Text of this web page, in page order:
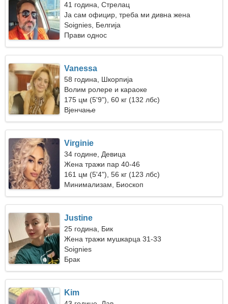
41 година, Стрелац
Ја сам официр, треба ми дивна жена
Soignies, Белгија
Прави однос
Vanessa
58 година, Шкорпија
Волим ролере и караоке
175 цм (5'9"), 60 кг (132 лбс)
Вјенчање
Virginie
34 године, Девица
Жена тражи пар 40-46
161 цм (5'4"), 56 кг (123 лбс)
Минимализам, Биоскоп
Justine
25 година, Бик
Жена тражи мушкарца 31-33
Soignies
Брак
Kim